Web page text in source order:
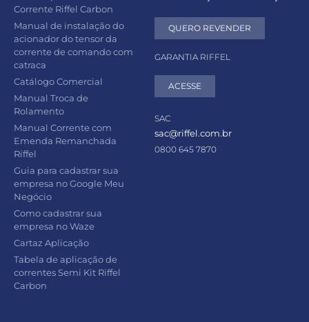
Corrente Riffel Carbon
Manual de instalação do
acionador do tensor da
corrente de comando com
catraca
Catálogo Comercial
Manual Troca de
Rolamento
Manual Corrente com
Emenda Remanchada
Riffel
Guia para cadastrar sua
empresa no Google Meu
Negócio
Como cadastrar sua
empresa no Waze
Cartaz Aplicação
Tabela de aplicação de
correntes Semi Kit Riffel
Carbon
QUERO REVENDER
GARANTIA RIFFEL
ACESSE
SAC
sac@riffel.com.br
0800 645 7870